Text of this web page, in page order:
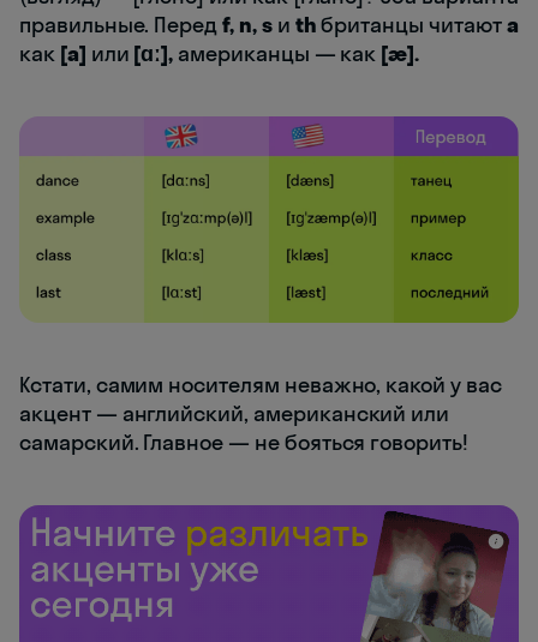
правильные. Передf, n, sи thбританцы читаютa
как [а] или [ɑː], американцы — как [æ].
Кстати, самим носителям неважно, какой у вас
акцент — английский, американский или
самарский. Главное — не бояться говорить!